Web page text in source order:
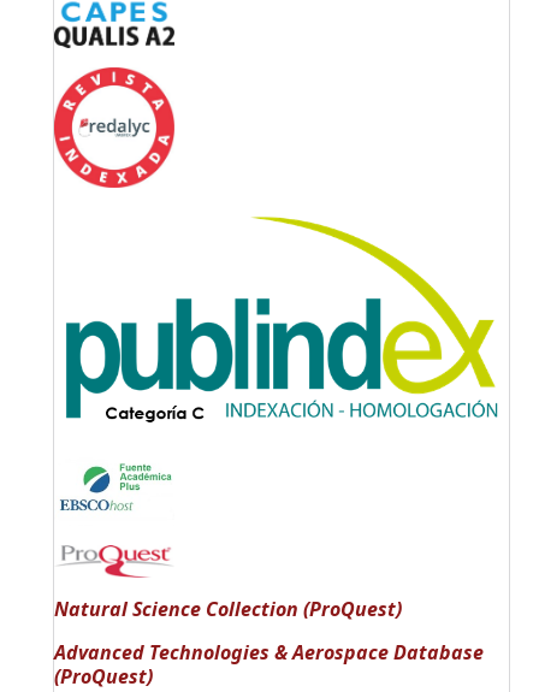
Natural Science Collection (ProQuest)
Advanced Technologies & Aerospace Database
(ProQuest)